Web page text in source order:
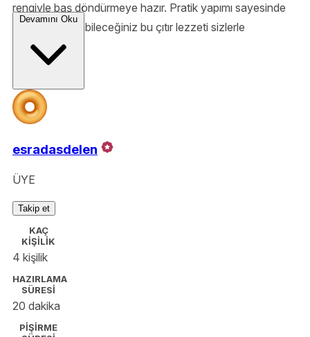
rengiyle baş döndürmeye hazır. Pratik yapımı sayesinde
kolaylıkla yapabileceğiniz bu çıtır lezzeti sizlerle
paylaşıyoruz.
Devamını Oku
esradasdelen
ÜYE
Takip et
KAÇ
KİŞİLİK
4 kişilik
HAZIRLAMA
SÜRESİ
20 dakika
PİŞİRME